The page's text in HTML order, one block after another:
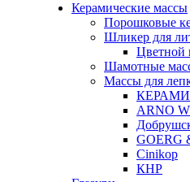
Керамические массы
Порошковые
Шликер для
Цветной
Шамотные
Массы для
ARNO
GOERG
Cinikop
КНР